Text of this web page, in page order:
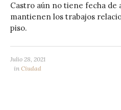
Castro aún no tiene fecha de
mantienen los trabajos
piso.
Julio 28, 2021
in Ciudad